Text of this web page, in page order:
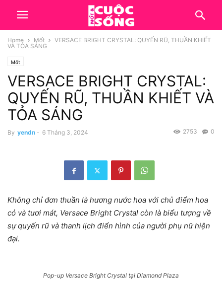
Home Mốt
VERSACE BRIGHT CRYSTAL: QUYẾN RŨ, THUẦN KHIẾT
VÀ TỎA SÁNG
Mốt
VERSACE BRIGHT CRYSTAL:
QUYẾN RŨ, THUẦN KHIẾT VÀ
TỎA SÁNG
By yendn - 6 Tháng 3, 2024 0
2753
Không chỉ đơn thuần là hương nước hoa với chủ điểm hoa
cỏ và tươi mát, Versace Bright Crystal còn là biểu tượng về
sự quyến rũ và thanh lịch điển hình của người phụ nữ hiện
đại.
Pop-up Versace Bright Crystal tại Diamond Plaza